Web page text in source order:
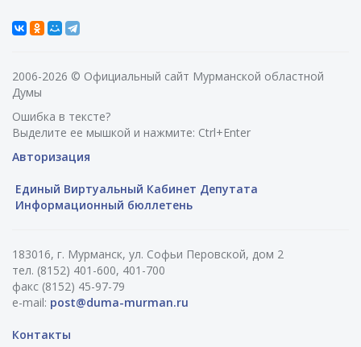
2006-2026 © Официальный сайт Мурманской областной
Думы
Ошибка в тексте?
Выделите ее мышкой и нажмите: Ctrl+Enter
Авторизация
Единый Виртуальный Кабинет Депутата
Информационный бюллетень
183016, г. Мурманск, ул. Софьи Перовской, дом 2
тел. (8152) 401-600, 401-700
факс (8152) 45-97-79
e-mail: post@duma-murman.ru
Контакты